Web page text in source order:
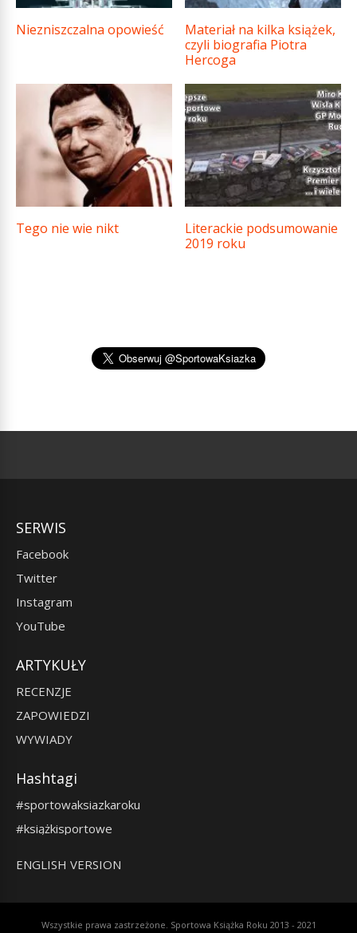
Niezniszczalna opowieść
Materiał na kilka książek,
czyli biografia Piotra
Hercoga
Tego nie wie nikt
Literackie podsumowanie
2019 roku
SERWIS
Facebook
Twitter
Instagram
YouTube
ARTYKUŁY
RECENZJE
ZAPOWIEDZI
WYWIADY
Hashtagi
#sportowaksiazkaroku
#książkisportowe
ENGLISH VERSION
Wszystkie prawa zastrzeżone. Sportowa Książka Roku 2013 - 2021